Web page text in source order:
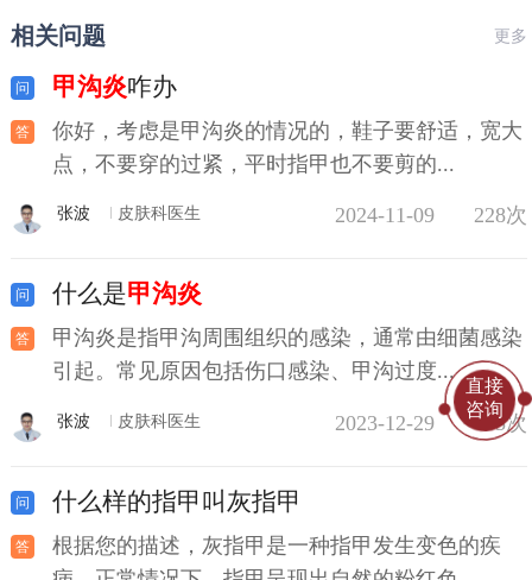
相关问题 更多
甲沟炎咋办
你好，考虑是甲沟炎的情况的，鞋子要舒适，宽大
点，不要穿的过紧，平时指甲也不要剪的...
张波 皮肤科医生 2024-11-09 228次
什么是甲沟炎
甲沟炎是指甲沟周围组织的感染，通常由细菌感染
引起。常见原因包括伤口感染、甲沟过度...
张波 皮肤科医生 2023-12-29 185次
什么样的指甲叫灰指甲
根据您的描述，灰指甲是一种指甲发生变色的疾
直接
咨询